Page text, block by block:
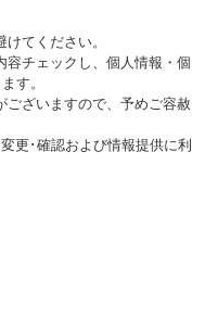
てください。
容チェックし、個人情報・個
す。
ざいますので、予めご容赦
更･確認および情報提供に利